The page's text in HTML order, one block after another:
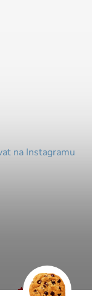
na Instagramu